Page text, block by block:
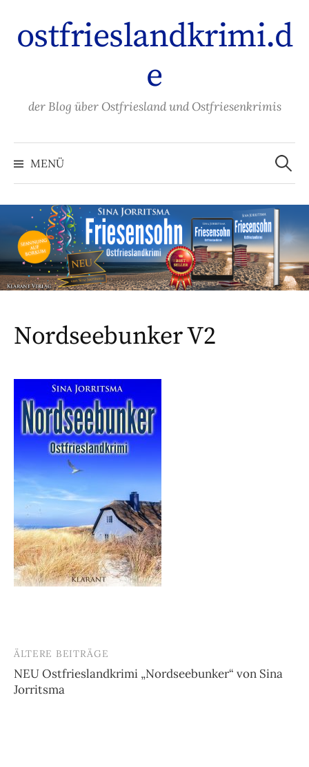
Inhalt
überspringen
ostfrieslandkrimi.d
e
der Blog über Ostfriesland und Ostfriesenkrimis
MENÜ
Suchen
nach:
Nordseebunker V2
Beitragsnavigation
ÄLTERE BEITRÄGE
NEU Ostfrieslandkrimi „Nordseebunker“ von Sina
Jorritsma